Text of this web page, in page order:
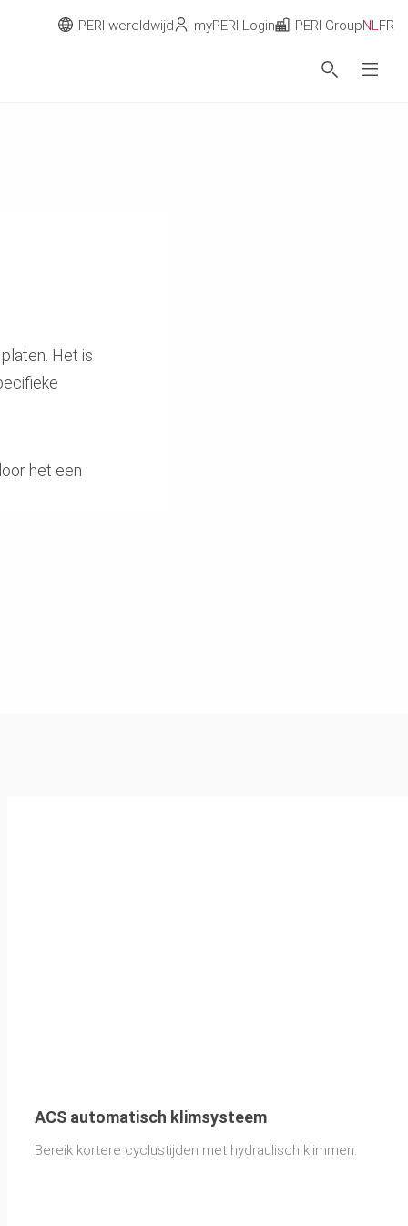
Het is
het een
ACS automatisch klimsysteem
Bereik kortere cyclustijden met hydraulisch klimmen.
PERI wereldwijd myPERI Login PERI GroupNLFR